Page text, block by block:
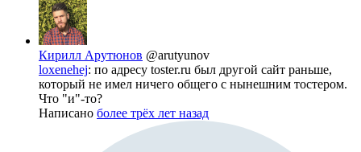
Кирилл Арутюнов @arutyunov
loxenehej: по адресу toster.ru был другой сайт раньше,
который не имел ничего общего с нынешним тостером.
Что "и"-то?
Написано более трёх лет назад